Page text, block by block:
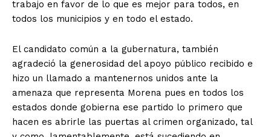
trabajo en favor de lo que es mejor para todos, en
todos los municipios y en todo el estado.
El candidato común a la gubernatura, también
agradeció la generosidad del apoyo público recibido e
hizo un llamado a mantenernos unidos ante la
amenaza que representa Morena pues en todos los
estados donde gobierna ese partido lo primero que
hacen es abrirle las puertas al crimen organizado, tal